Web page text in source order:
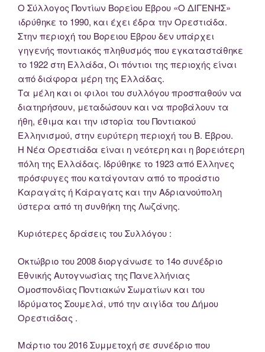
Ο Σύλλογος Ποντίων Βορείου Έβρου «Ο ΔΙΓΕΝΗΣ»
ιδρύθηκε το 1990, και έχει έδρα την Ορεστιάδα.
Στην περιοχή του Βορειου Έβρου δεν υπάρχει
γηγενής ποντιακός πληθυσμός που εγκαταστάθηκε
το 1922 στη Ελλάδα, Οι πόντιοι της περιοχής είναι
από διάφορα μέρη της Ελλάδας.
Τα μέλη και οι φιλοι του συλλόγου προσπαθούν να
διατηρήσουν, μεταδώσουν και να προβάλουν τα
ήθη, έθιμα και την ιστορία του Ποντιακού
Ελληνισμού, στην ευρύτερη περιοχή του Β. Έβρου.
Η Νέα Ορεστιάδα είναι η νεότερη και η βορειότερη
πόλη της Ελλάδας. Ιδρύθηκε το 1923 από Έλληνες
πρόσφυγες που κατάγονταν από το προάστιο
Καραγάτς ή Κάραγατς και την Αδριανούπολη
ύστερα από τη συνθήκη της Λωζάνης.
Κυριότερες δράσεις του Συλλόγου :
Οκτώβριο του 2008 διοργάνωσε το 14ο συνέδριο
Εθνικής Αυτογνωσίας της Πανελλήνιας
Ομοσπονδίας Ποντιακών Σωματίων και του
Ιδρύματος Σουμελά, υπό την αιγίδα του Δήμου
Ορεστιάδας .
Μάρτιο του 2016 Συμμετοχή σε συνέδριο που